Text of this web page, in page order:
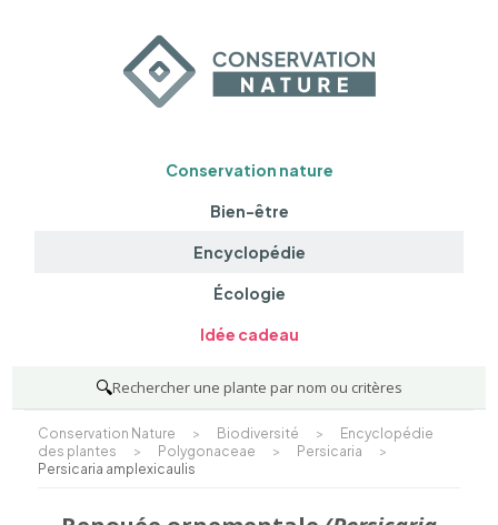
Conservation nature
Bien-être
Encyclopédie
Écologie
Idée cadeau
🔍Rechercher une plante par nom ou critères
Conservation Nature > Biodiversité >
Encyclopédie
des plantes
> Polygonaceae > Persicaria
>
Persicaria amplexicaulis